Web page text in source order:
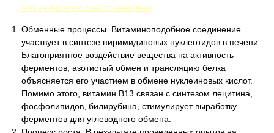
Что нужно мужчине от женщины
Обменные процессы. Витаминоподобное соединение
участвует в синтезе пиримидиновых нуклеотидов в печени.
Благоприятное воздействие вещества на активность
ферментов, азотистый обмен и трансляцию белка
объясняется его участием в обмене нуклеиновых кислот.
Помимо этого, витамин В13 связан с синтезом лецитина,
фосфолипидов, билирубина, стимулирует выработку
ферментов для углеводного обмена.